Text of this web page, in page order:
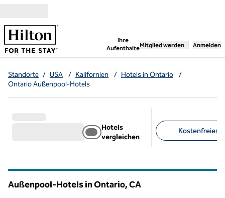
Ihre
Aufenthalte
,öffnet neue
Mitglied werden Anmelden
Standorte / USA / Kalifornien / Hotels in Ontario
/
Ontario Außenpool-Hotels
Hotels
vergleichen
Kostenfreies
Außenpool-Hotels in Ontario,CA